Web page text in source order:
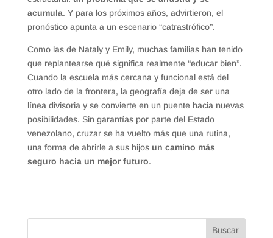
acumula. Y para los próximos años, advirtieron, el
pronóstico apunta a un escenario “catrastrófico”.
Como las de Nataly y Emily, muchas familias han tenido
que replantearse qué significa realmente “educar bien”.
Cuando la escuela más cercana y funcional está del
otro lado de la frontera, la geografía deja de ser una
línea divisoria y se convierte en un puente hacia nuevas
posibilidades. Sin garantías por parte del Estado
venezolano, cruzar se ha vuelto más que una rutina,
una forma de abrirle a sus hijos un camino más
seguro hacia un mejor futuro.